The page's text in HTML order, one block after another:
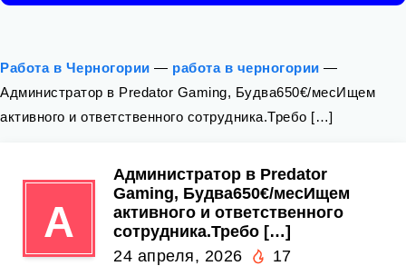
Работа в Черногории — работа в черногории —
Администратор в Predator Gaming, Будва650€/месИщем
активного и ответственного сотрудника.Требо […]
А
Администратор в Predator
Gaming, Будва650€/месИщем
активного и ответственного
сотрудника.Требо […]
24 апреля, 2026
17